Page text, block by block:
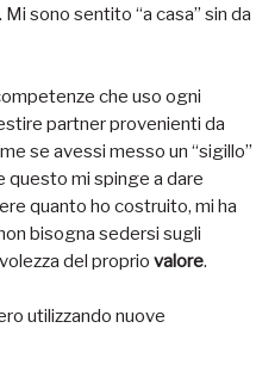
sono sentito “a casa” sin da
che uso ogni
partner provenienti da
se avessi messo un “sigillo”
questo mi spinge a dare
quanto ho costruito, mi ha
bisogna sedersi sugli
del proprio valore.
utilizzando nuove